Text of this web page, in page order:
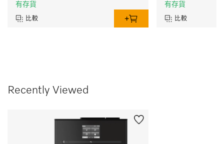
有存貨
比較
有存貨
比較
Recently Viewed